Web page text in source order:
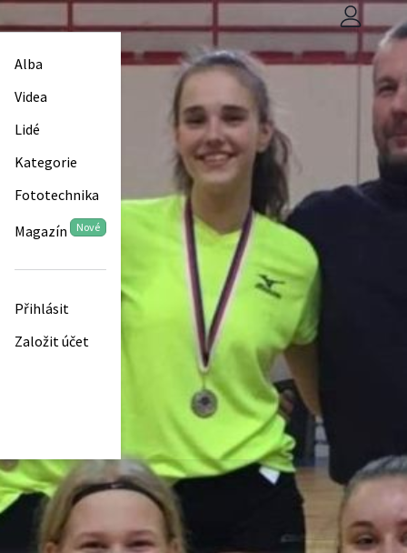
Alba
Videa
Lidé
Kategorie
Fototechnika
Magazín Nové
Přihlásit
Založit účet